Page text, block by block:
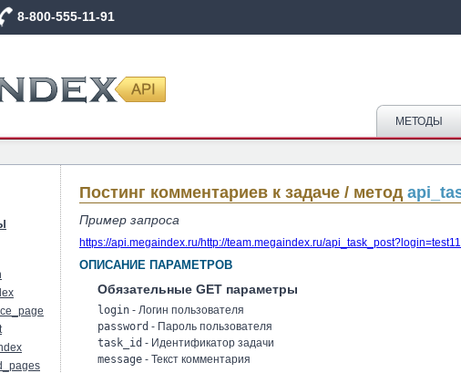
8-800-555-11-91
МЕТОДЫ
Постинг комментариев к задаче / метод
Пример запроса
https://api.megaindex.ru/http://team.megaindex.ru/
ОПИСАНИЕ ПАРАМЕТРОВ
Обязательные GET параметры
login - Логин пользователя
password - Пароль пользователя
task_id - Идентификатор задачи
message - Текст комментария